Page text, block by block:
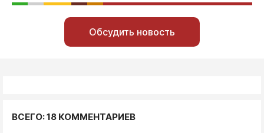
Обсудить новость
ВСЕГО: 18 КОММЕНТАРИЕВ